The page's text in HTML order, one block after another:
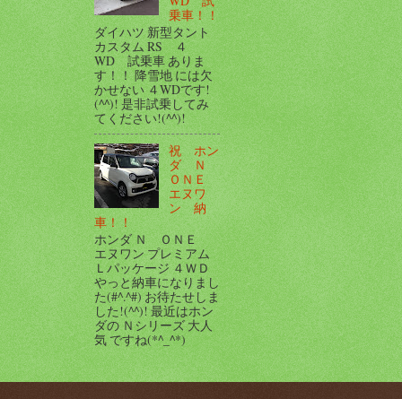
乗車！！
ダイハツ 新型タント
カスタム RS ４
WD 試乗車 ありま
す！！ 降雪地 には欠
かせない ４WDです!
(^^)! 是非試乗してみ
てください!(^^)!
祝 ホン
ダ Ｎ
ＯＮＥ
エヌワ
ン 納
車！！
ホンダ Ｎ ＯＮＥ
エヌワン プレミアム
Ｌパッケージ ４ＷＤ
やっと納車になりまし
た(#^.^#) お待たせしま
した!(^^)! 最近はホン
ダの Ｎシリーズ 大人
気 ですね(*^_^*)